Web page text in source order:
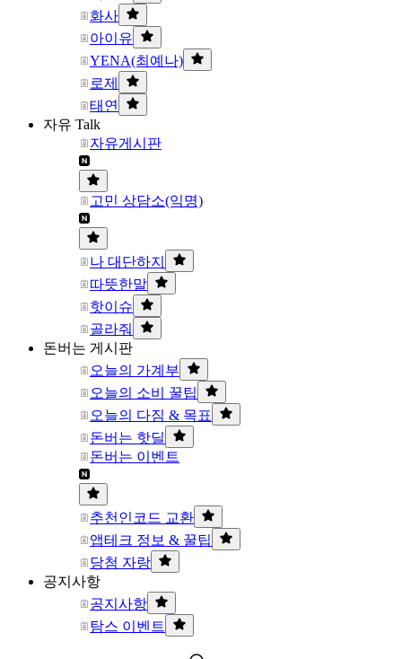
화사
아이유
YENA(최예나)
로제
태연
자유 Talk
자유게시판
고민 상담소(익명)
나 대단하지
따뜻한말
핫이슈
골라줘
돈버는 게시판
오늘의 가계부
오늘의 소비 꿀팁
오늘의 다짐 & 목표
돈버는 핫딜
돈버는 이벤트
추천인코드 교환
앱테크 정보 & 꿀팁
당첨 자랑
공지사항
공지사항
탐스 이벤트